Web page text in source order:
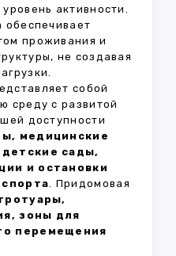
активности.
обеспечивает
проживания и
не создавая
собой
среду с развитой
доступности
медицинские
сады,
и остановки
. Придомовая
зоны для
перемещения